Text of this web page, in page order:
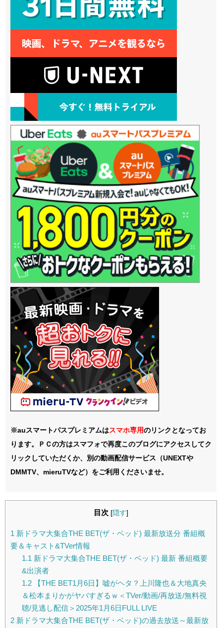
※auスマートパスプレミアムはスマホ専用のリンクとなってお
ります。ＰＣの方はスマフォで再度このブログにアクセスしてク
リックしていただくか、別の動画配信サービス（UNEXTや
DMMTV、mieruTVなど）をご利用くださいませ。
目次 [隠す]
1 新ドラマ大集合THE BET(ザ・ベッド) 最新放送分 番組概
要＆キャスト&TVer情報
1.1 新ドラマ大集合THE BET(ザ・ベッド) 最新 番組概要
&出演者
1.2【THE BET1月6日】嘘がヘタ？上川隆也＆大地真央
＆松本まりかがヤバすぎるｗ＜TVer/動画/再放送/無料視
聴/見逃し配信＞2025年1月6日FULL LIVE
2 新ドラマ大集合THE BET(ザ・ベッド)の過去放送～最新放